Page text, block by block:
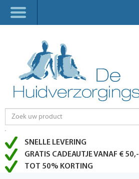
SNELLE LEVERING
GRATIS CADEAUTJE VANAF € 50,-
TOT 50% KORTING